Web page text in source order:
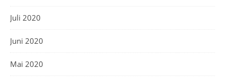
Juli 2020
Juni 2020
Mai 2020